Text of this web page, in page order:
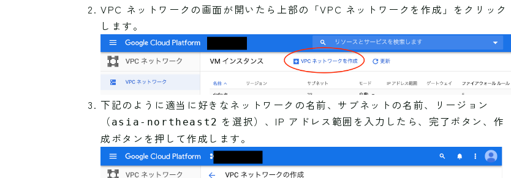
VPC ネットワークの画面が開いたら上部の「VPC ネットワークを作成」をクリック
します。
下記のように適当に好きなネットワークの名前、サブネットの名前、リージョン
（ asia-northeast2 を選択）、IP アドレス範囲を入力したら、完了ボタン、作
成ボタンを押して作成します。